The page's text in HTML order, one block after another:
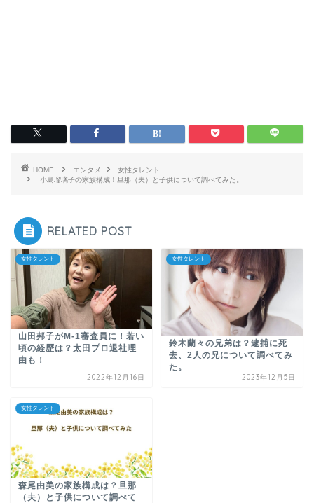
HOME エンタメ
女性タレント
小島瑠璃子の家族構成！旦那（夫）と子供について調べてみた。
RELATED POST
女性タレント
山田邦子がM-1審査員に！若い
頃の経歴は？太田プロ退社理
由も！
2022年12月16日
女性タレント
鈴木蘭々の兄弟は？逮捕に死
去、2人の兄について調べてみ
た。
2023年12月5日
女性タレント
森尾由美の家族構成は？旦那
（夫）と子供について調べて